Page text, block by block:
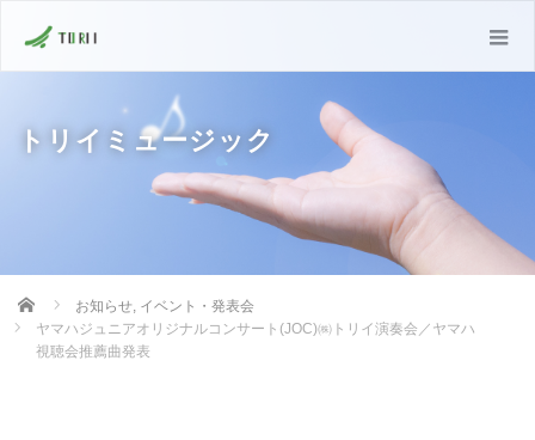
トリイミュージック
Home お知らせ, イベント・発表会
ヤマハジュニアオリジナルコンサート(JOC)㈱トリイ演奏会／ヤマハ
視聴会推薦曲発表